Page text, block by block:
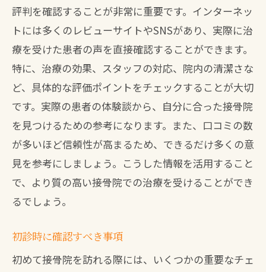
評判を確認することが非常に重要です。インターネッ
トには多くのレビューサイトやSNSがあり、実際に治
療を受けた患者の声を直接確認することができます。
特に、治療の効果、スタッフの対応、院内の清潔さな
ど、具体的な評価ポイントをチェックすることが大切
です。実際の患者の体験談から、自分に合った接骨院
を見つけるための参考になります。また、口コミの数
が多いほど信頼性が高まるため、できるだけ多くの意
見を参考にしましょう。こうした情報を活用すること
で、より質の高い接骨院での治療を受けることができ
るでしょう。
初診時に確認すべき事項
初めて接骨院を訪れる際には、いくつかの重要なチェ